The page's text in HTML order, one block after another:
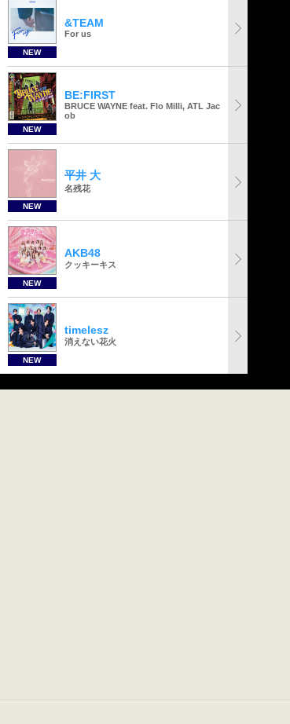
NEW
&TEAM
For us
NEW
BE:FIRST
BRUCE WAYNE feat. Flo Milli, ATL Jac
ob
NEW
平井 大
名残花
NEW
AKB48
クッキーキス
NEW
timelesz
消えない花火